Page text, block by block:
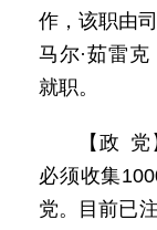
作，该职由
马尔·茹雷克
就职。
【政
必须收集
党。目前已